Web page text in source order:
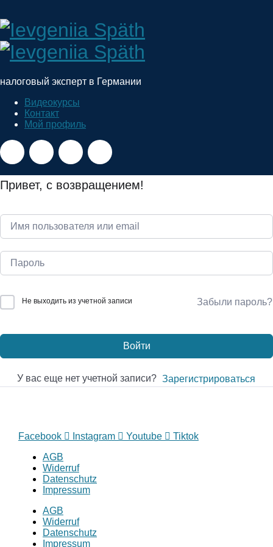
Ievgeniia
Späth
налоговый эксперт в Германии
Видеокурсы
Контакт
Мой профиль
Привет, с возвращением!
Не выходить из учетной записи Забыли пароль?
Войти
У вас еще нет учетной записи? Зарегистрироваться
Facebook Instagram Youtube
Tiktok
AGB
Widerruf
Datenschutz
Impressum
AGB
Widerruf
Datenschutz
Impressum